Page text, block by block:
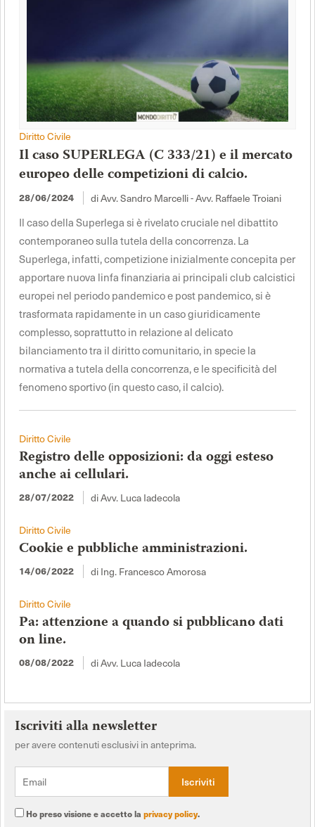
Diritto Civile
Il caso SUPERLEGA (C 333/21) e il mercato
europeo delle competizioni di calcio.
28/06/2024 di Avv. Sandro Marcelli - Avv. Raffaele Troiani
Il caso della Superlega si è rivelato cruciale nel dibattito
contemporaneo sulla tutela della concorrenza. La
Superlega, infatti, competizione inizialmente concepita per
apportare nuova linfa finanziaria ai principali club calcistici
europei nel periodo pandemico e post pandemico, si è
trasformata rapidamente in un caso giuridicamente
complesso, soprattutto in relazione al delicato
bilanciamento tra il diritto comunitario, in specie la
normativa a tutela della concorrenza, e le specificità del
fenomeno sportivo (in questo caso, il calcio).
Diritto Civile
Registro delle opposizioni: da oggi esteso
anche ai cellulari.
28/07/2022 di Avv. Luca Iadecola
Diritto Civile
Cookie e pubbliche amministrazioni.
14/06/2022 di Ing. Francesco Amorosa
Diritto Civile
Pa: attenzione a quando si pubblicano dati
on line.
08/08/2022 di Avv. Luca Iadecola
Iscriviti alla newsletter
per avere contenuti esclusivi in anteprima.
Ho preso visione e accetto la privacy policy.